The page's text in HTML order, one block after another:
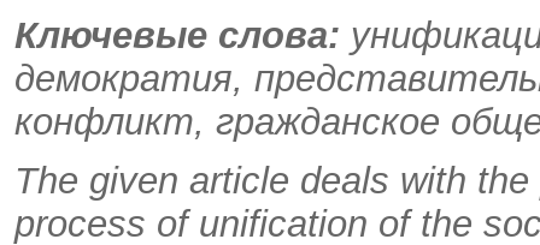
Ключевые слова:
демократия,
конфликт, гражданское
The given article deals with
process of unification of the